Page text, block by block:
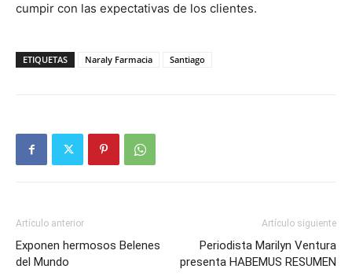
cumpir con las expectativas de los clientes.
ETIQUETAS Naraly Farmacia Santiago
Artículo anterior
Exponen hermosos Belenes
del Mundo
Artículo siguiente
Periodista Marilyn Ventura
presenta HABEMUS RESUMEN